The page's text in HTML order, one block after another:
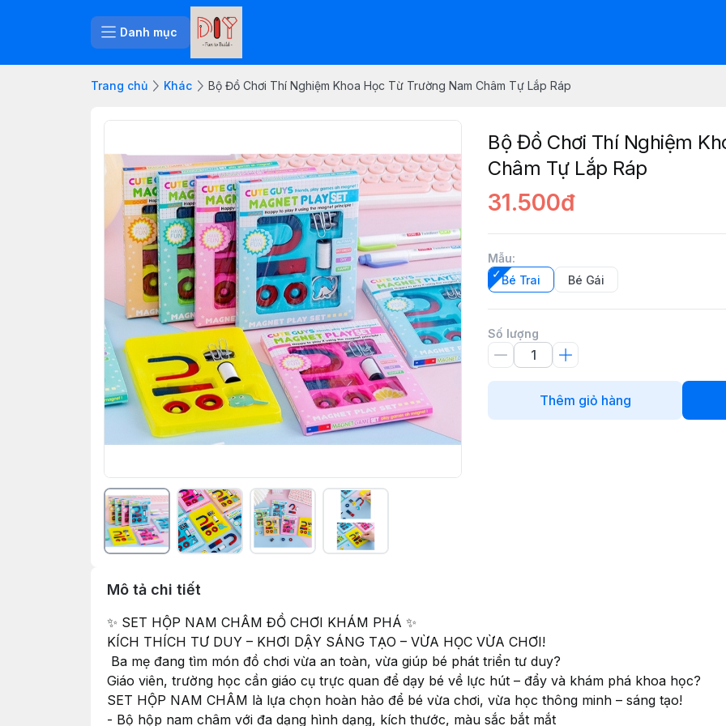
Danh mục
Trang chủ Khác Bộ Đồ Chơi Thí Nghiệm Khoa Học Từ Trường Nam Châm Tự Lắp Ráp
Bộ Đồ Chơi Thí Nghiệm
Châm Tự Lắp Ráp
31.500đ
Mẫu:
Bé Trai
Bé Gái
Số lượng
Thêm giỏ hàng
Mô tả chi tiết
✨ SET HỘP NAM CHÂM ĐỒ CHƠI KHÁM PHÁ ✨
KÍCH THÍCH TƯ DUY – KHƠI DẬY SÁNG TẠO – VỪA HỌC VỪA CHƠI!
‍‍‍ Ba mẹ đang tìm món đồ chơi vừa an toàn, vừa giúp bé phát triển tư duy?
Giáo viên, trường học cần giáo cụ trực quan để dạy bé về lực hút – đẩy và khám phá khoa học?
SET HỘP NAM CHÂM là lựa chọn hoàn hảo để bé vừa chơi, vừa học thông minh – sáng tạo!
- Bộ hộp nam châm với đa dạng hình dạng, kích thước, màu sắc bắt mắt